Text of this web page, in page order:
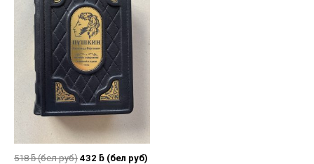
518ƃ(бел руб) 432 ƃ (бел руб)